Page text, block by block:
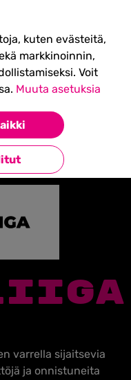
kuten evästeitä,
markkinoinnin,
Voit
Muuta asetuksia
liput
kumppaneihin
varrella sijaitsevia
ja onnistuneita